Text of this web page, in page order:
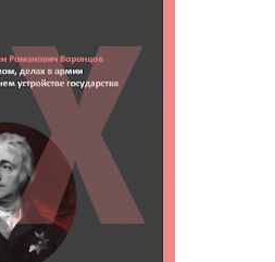
Воронцов.
делах в армии и
устройстве